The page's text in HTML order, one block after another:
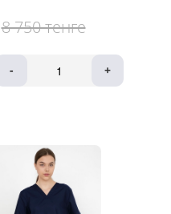
8 750 тенге
- +